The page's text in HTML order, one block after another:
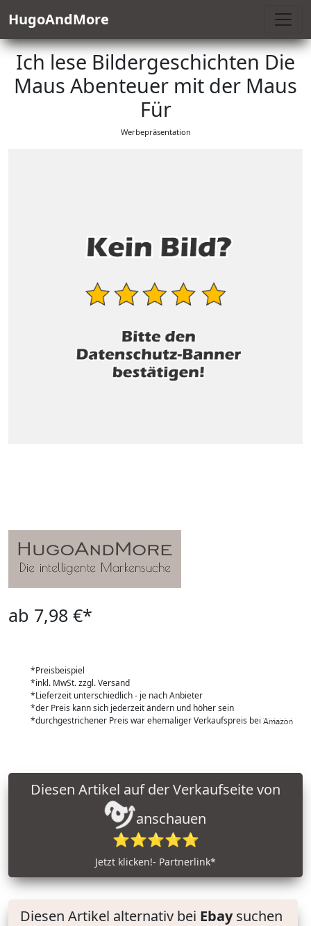
HugoAndMore
Ich lese Bildergeschichten Die
Maus Abenteuer mit der Maus
Für
Werbepräsentation
ab 7,98 €*
*Preisbeispiel
*inkl. MwSt. zzgl. Versand
*Lieferzeit unterschiedlich - je nach Anbieter
*der Preis kann sich jederzeit ändern und höher sein
*durchgestrichener Preis war ehemaliger Verkaufspreis bei
anschauen
⭐⭐⭐⭐⭐
Jetzt klicken!- Partnerlink*
Diesen Artikel alternativ bei Ebaysuchen